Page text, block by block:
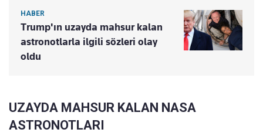
HABER
Trump'ın uzayda mahsur kalan
astronotlarla ilgili sözleri olay
oldu
UZAYDA MAHSUR KALAN NASA
ASTRONOTLARI